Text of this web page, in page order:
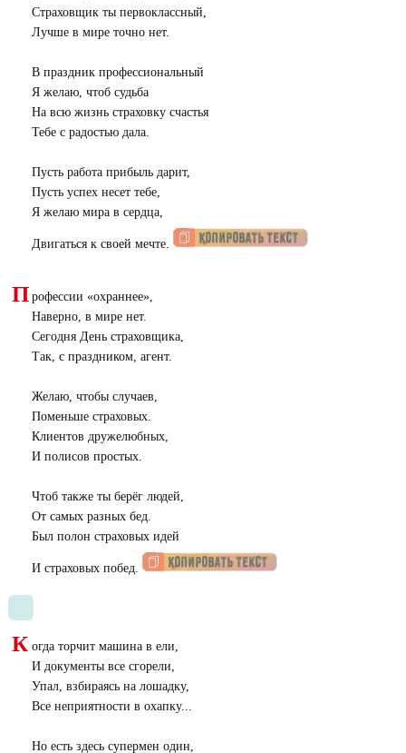
Страховщик ты первоклассный,
Лучше в мире точно нет.
В праздник профессиональный
Я желаю, чтоб судьба
На всю жизнь страховку счастья
Тебе с радостью дала.
Пусть работа прибыль дарит,
Пусть успех несет тебе,
Я желаю мира в сердца,
Двигаться к своей мечте.
П рофессии «охраннее»,
Наверно, в мире нет.
Сегодня День страховщика,
Так, с праздником, агент.
Желаю, чтобы случаев,
Поменьше страховых.
Клиентов дружелюбных,
И полисов простых.
Чтоб также ты берёг людей,
От самых разных бед.
Был полон страховых идей
И страховых побед.
К огда торчит машина в ели,
И документы все сгорели,
Упал, взбираясь на лошадку,
Все неприятности в охапку...
Но есть здесь супермен один,